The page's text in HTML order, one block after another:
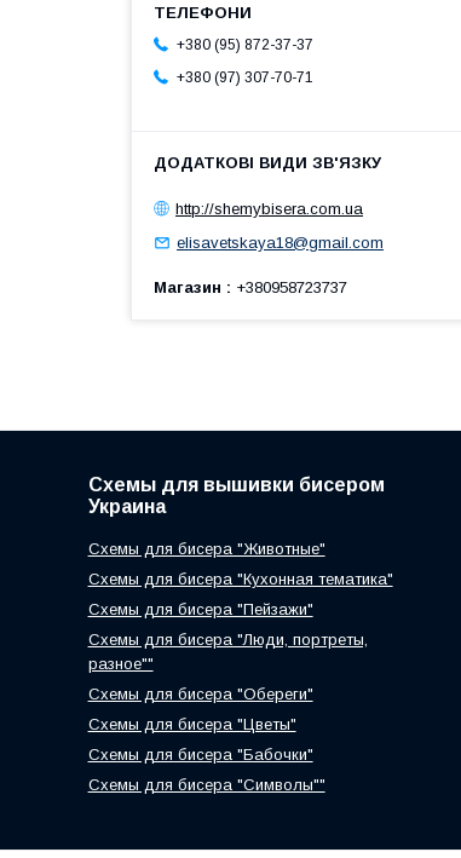
+380 (95) 872-37-37
+380 (97) 307-70-71
http://shemybisera.com.ua
elisavetskaya18@gmail.com
Магазин +380958723737
Схемы для вышивки бисером
Украина
Схемы для бисера "Животные"
Схемы для бисера "Кухонная тематика"
Схемы для бисера "Пейзажи"
Схемы для бисера "Люди, портреты,
разное""
Схемы для бисера "Обереги"
Схемы для бисера "Цветы"
Схемы для бисера "Бабочки"
Схемы для бисера "Символы""